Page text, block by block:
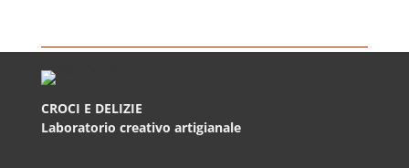
CROCI E DELIZIE
Laboratorio creativo artigianale